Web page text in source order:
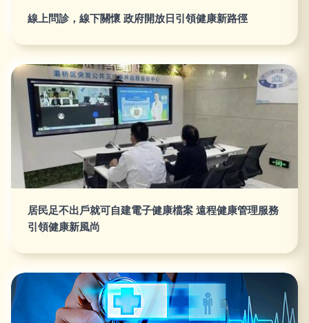
線上問診，線下關懷 政府開放日引領健康新路徑
居民足不出戶就可自建電子健康檔案 遠程健康管理服務
引領健康新風尚